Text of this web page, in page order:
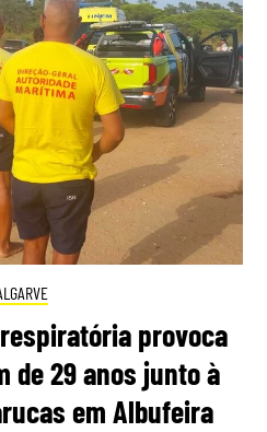
provoca
de 29 anos junto à
em Albufeira